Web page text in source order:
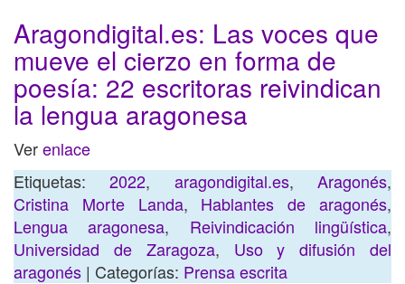
Aragondigital.es: Las voces que
mueve el cierzo en forma de
poesía: 22 escritoras reivindican
la lengua aragonesa
Verenlace
Etiquetas:2022, aragondigital.es,Aragonés,
Cristina Morte Landa, Hablantes de aragonés,
Lengua aragonesa, Reivindicación lingüística,
Universidad de Zaragoza, Uso y difusión del
aragonés | Categorías: Prensa escrita